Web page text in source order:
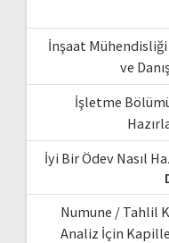
İnşaat Mühendisliği
ve
İşletme
İyi Bir Ödev Nasıl
Numune / Tahlil
Analiz İçin